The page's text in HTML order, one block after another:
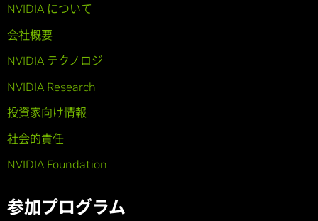
NVIDIA について
会社概要
NVIDIA テクノロジ
NVIDIA Research
投資家向け情報
社会的責任
NVIDIA Foundation
参加プログラム